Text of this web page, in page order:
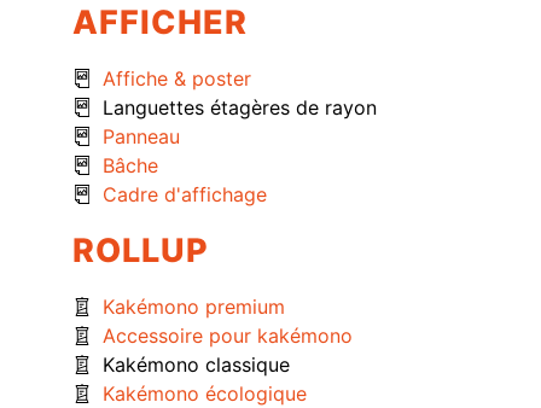
AFFICHER
Affiche & poster
Languettes étagères de rayon
Panneau
Bâche
Cadre d'affichage
ROLLUP
Kakémono premium
Accessoire pour kakémono
Kakémono classique
Kakémono écologique